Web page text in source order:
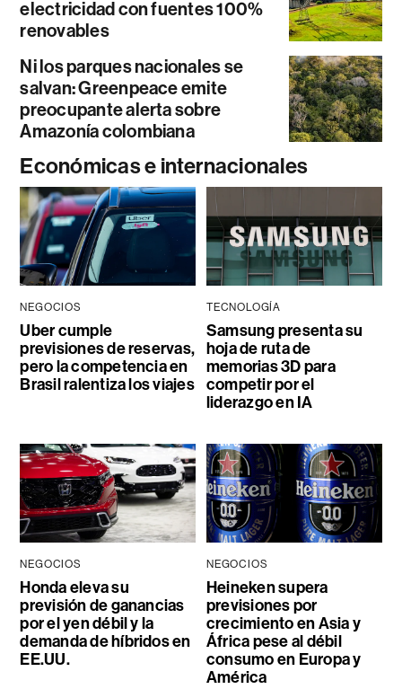
electricidad con fuentes 100%
renovables
Ni los parques nacionales se
salvan: Greenpeace emite
preocupante alerta sobre
Amazonía colombiana
Económicas e internacionales
NEGOCIOS
Uber cumple
previsiones de reservas,
pero la competencia en
Brasil ralentiza los viajes
TECNOLOGÍA
Samsung presenta su
hoja de ruta de
memorias 3D para
competir por el
liderazgo en IA
NEGOCIOS
Honda eleva su
previsión de ganancias
por el yen débil y la
demanda de híbridos en
EE.UU.
NEGOCIOS
Heineken supera
previsiones por
crecimiento en Asia y
África pese al débil
consumo en Europa y
América